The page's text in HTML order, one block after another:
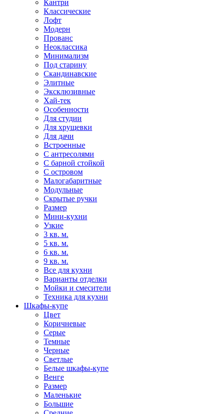
Кантри
Классические
Лофт
Модерн
Прованс
Неоклассика
Минимализм
Под старину
Скандинавские
Элитные
Эксклюзивные
Хай-тек
Особенности
Для студии
Для хрущевки
Для дачи
Встроенные
С антресолями
С барной стойкой
С островом
Малогабаритные
Модульные
Скрытые ручки
Размер
Мини-кухни
Узкие
3 кв. м.
5 кв. м.
6 кв. м.
9 кв. м.
Все для кухни
Варианты отделки
Мойки и смесители
Техника для кухни
Шкафы-купе
Цвет
Коричневые
Серые
Темные
Черные
Светлые
Белые шкафы-купе
Венге
Размер
Маленькие
Большие